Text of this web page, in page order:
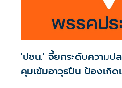
'ปชน.' จี้ยกระดับความป
คุมเข้มอาวุธปืน ป้องเกิด